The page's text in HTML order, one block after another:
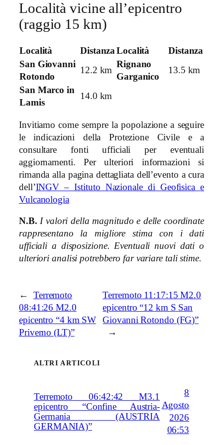
Località vicine all’epicentro
(raggio 15 km)
Località DistanzaLocalità
Distanza
San Giovanni
Rotondo
12.2 km
Rignano
Garganico
13.5 km
San Marco in
Lamis
14.0 km
Invitiamo come sempre la popolazione a seguire
le indicazioni della Protezione Civile e a
consultare fonti ufficiali per eventuali
aggiornamenti. Per ulteriori informazioni si
rimanda alla pagina dettagliata dell’evento a cura
dell’INGV – Istituto Nazionale di Geofisica e
Vulcanologia
N.B. I valori della magnitudo e delle coordinate
rappresentano la migliore stima con i dati
ufficiali a disposizione. Eventuali nuovi dati o
ulteriori analisi potrebbero far variare tali stime.
←
Terremoto
08:41:26 M2.0
epicentro “4 km SW
Priverno (LT)”
Terremoto 11:17:15 M2.0
epicentro “12 km S San
Giovanni Rotondo (FG)”
→
ALTRI ARTICOLI
Terremoto 06:42:42 M3.1
epicentro “Confine Austria-
Germania (AUSTRIA
GERMANIA)”
8
Agosto
2026
06:53